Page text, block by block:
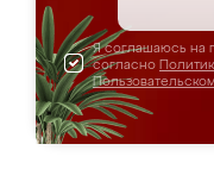
Я соглашаюсь на
согласно